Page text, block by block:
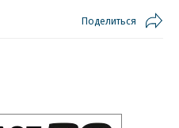
Поделиться